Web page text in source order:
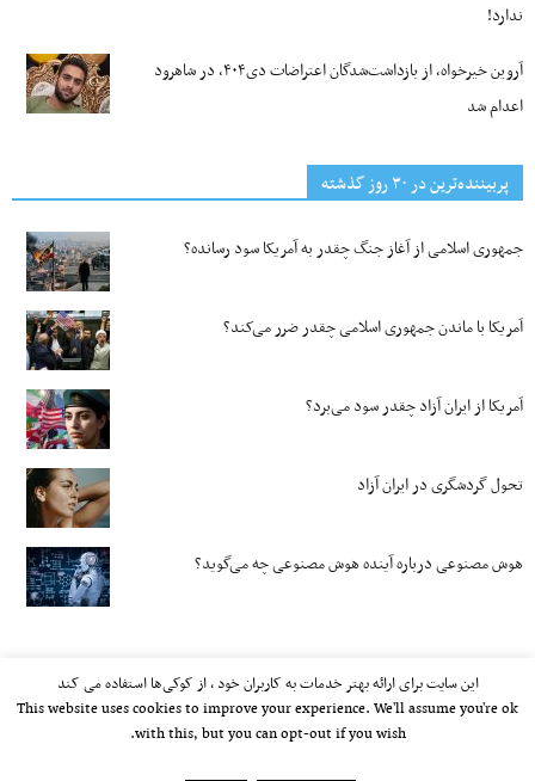
ندارد!
آروین خیرخواه، از بازداشت‌شدگان اعتراضات دی۴۰۴، در شاهرود
اعدام شد
پربیننده‌ترین‌ در ۳۰ روز گذشته
جمهوری اسلامی از آغاز جنگ چقدر به آمریکا سود رسانده؟
آمریکا با ماندن جمهوری اسلامی چقدر ضرر می‌کند؟
آمریکا از ایران آزاد چقدر سود می‌برد؟
تحول گردشگری در ایران آزاد
هوش مصنوعی درباره آینده هوش مصنوعی چه می‌گوید؟
این سایت برای ارائه بهتر خدمات به کاربران خود ، از کوکی‌ها استفاده می کند
This website uses cookies to improve your experience. We'll assume you're ok
with this, but you can opt-out if you wish.